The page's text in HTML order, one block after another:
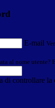
E-mail
al nome utente?
di controllare la